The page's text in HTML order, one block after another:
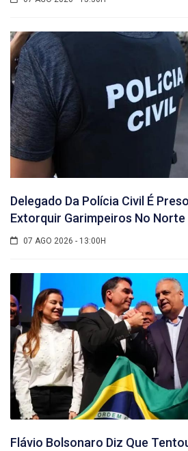
Delegado Da Polícia Civil É
Extorquir Garimpeiros No Norte
07 AGO 2026 - 13:00H
Flávio Bolsonaro Diz Que